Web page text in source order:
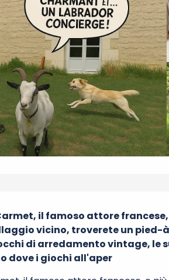
il famoso attore
vicino, troverete un pied-
di arredamento vintage, le
dove i giochi all'aper